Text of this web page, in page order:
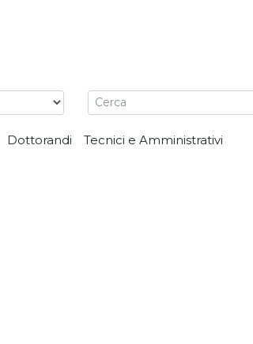
Dottorandi Tecnici e Amministrativi